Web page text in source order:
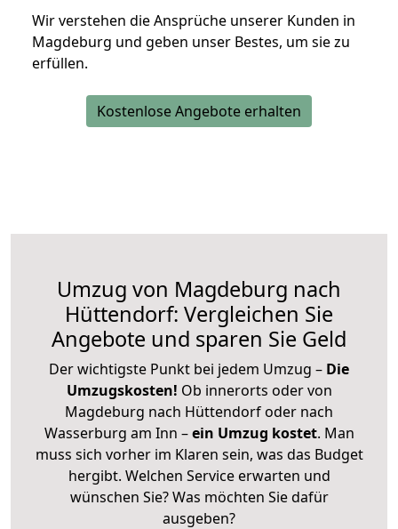
Wir verstehen die Ansprüche unserer Kunden in
Magdeburg und geben unser Bestes, um sie zu
erfüllen.
Kostenlose Angebote erhalten
Umzug von Magdeburg nach
Hüttendorf: Vergleichen Sie
Angebote und sparen Sie Geld
Der wichtigste Punkt bei jedem Umzug – Die
Umzugskosten! Ob innerorts oder von
Magdeburg nach Hüttendorf oder nach
Wasserburg am Inn –ein Umzug kostet. Man
muss sich vorher im Klaren sein, was das Budget
hergibt. Welchen Service erwarten und
wünschen Sie? Was möchten Sie dafür
ausgeben?